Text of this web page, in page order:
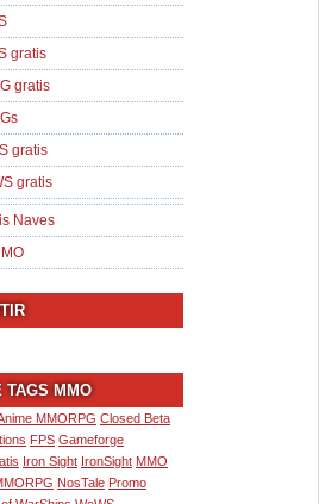
gratis
gratis
gratis
gratis
Naves
TAGS MMO
MMORPG Closed Beta
FPS Gameforge
Iron Sight IronSight MMO
NosTale Promo